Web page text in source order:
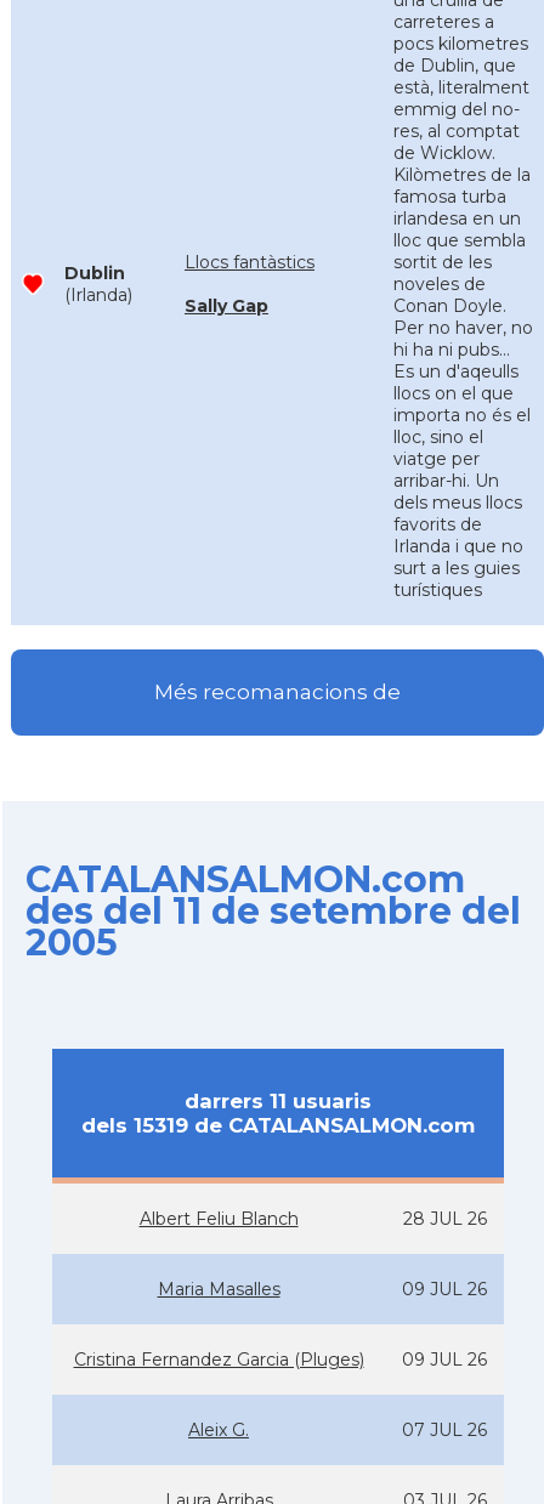
Dublin
(Irlanda)
Llocs fantàstics
Sally Gap
carreteres a
pocs kilometres
de Dublin, que
està, literalment
emmig del no-
res, al comptat
de Wicklow.
Kilòmetres de la
famosa turba
irlandesa en un
lloc que sembla
sortit de les
noveles de
Conan Doyle.
Per no haver, no
hi ha ni pubs...
Es un d'aqeulls
llocs on el que
importa no és el
lloc, sino el
viatge per
arribar-hi. Un
dels meus llocs
favorits de
Irlanda i que no
surt a les guies
turístiques
Més recomanacions de
CATALANSALMON.com
des del 11 de setembre del
2005
darrers 11 usuaris
dels 15319 de CATALANSALMON.com
Albert Feliu Blanch 28 JUL 26
Maria Masalles 09 JUL 26
Cristina Fernandez Garcia (Pluges) 09 JUL 26
Aleix G. 07 JUL 26